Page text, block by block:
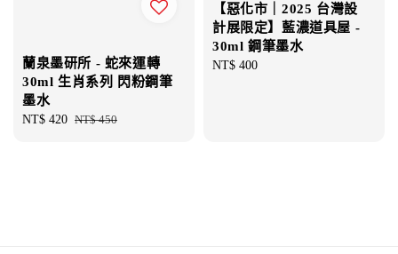
蘭泉墨研所 - 蛇來運轉
30ml 生肖系列 閃粉鋼筆
墨水
Sale
NT$ 420 Regular
NT$ 450
【惡化市｜2025 台灣設
計展限定】藍濃道具屋 -
30ml 鋼筆墨水
Regular
NT$ 400